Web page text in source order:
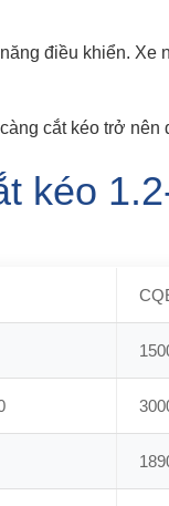
điều khiển. Xe
cắt kéo trở nên
kéo